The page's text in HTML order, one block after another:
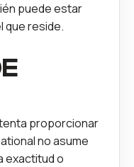
puede estar
que reside.
proporcionar
no asume
exactitud o